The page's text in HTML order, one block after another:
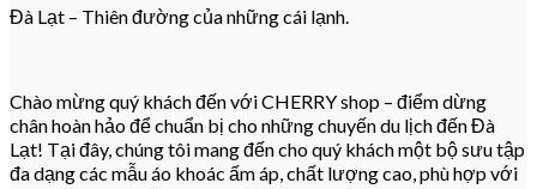
Đà Lạt – Thiên đường của những cái lạnh.
Chào mừng quý khách đến với CHERRY shop – điểm dừng
chân hoàn hảo để chuẩn bị cho những chuyến du lịch đến Đà
Lạt! Tại đây, chúng tôi mang đến cho quý khách một bộ sưu tập
đa dạng các mẫu áo khoác ấm áp, chất lượng cao, phù hợp với